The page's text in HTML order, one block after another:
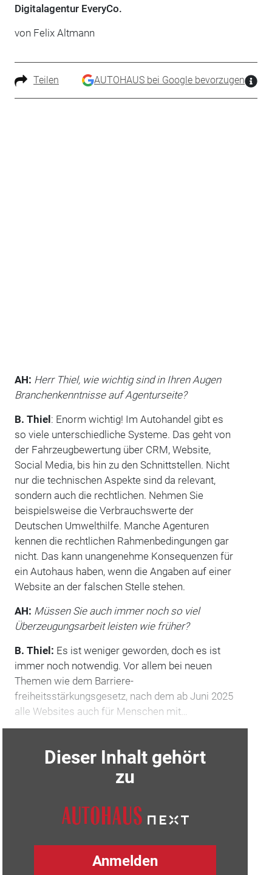
Digitalagentur EveryCo.
von Felix Altmann
Teilen AUTOHAUS bei Google bevorzugen
AH: Herr Thiel, wie wichtig sind in Ihren Augen
Branchenkenntnisse auf Agenturseite?
B. Thiel: Enorm wichtig! Im Autohandel gibt es
so viele unterschiedliche Systeme. Das geht von
der Fahrzeugbewertung über CRM, Website,
Social Media, bis hin zu den Schnittstellen. Nicht
nur die technischen Aspekte sind da relevant,
sondern auch die rechtlichen. Nehmen Sie
beispielsweise die Verbrauchswerte der
Deutschen Umwelthilfe. Manche Agenturen
kennen die rechtlichen Rahmenbedingungen gar
nicht. Das kann unangenehme Konsequenzen für
ein Autohaus haben, wenn die Angaben auf einer
Website an der falschen Stelle stehen.
AH: Müssen Sie auch immer noch so viel
Überzeugungsarbeit leisten wie früher?
B. Thiel: Es ist weniger geworden, doch es ist
immer noch notwendig. Vor allem bei neuen
Themen wie dem Barriere­
freiheitsstärkungsgesetz, nach dem ab Juni 2025
alle Websites auch für Menschen mit…
Dieser Inhalt gehört
zu
Anmelden